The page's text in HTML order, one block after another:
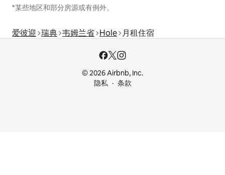
*某些地区和部分房源或有例外。
爱彼迎 瑞典 韦姆兰省 Hole 月租住宿
© 2026 Airbnb, Inc.
隐私
条款